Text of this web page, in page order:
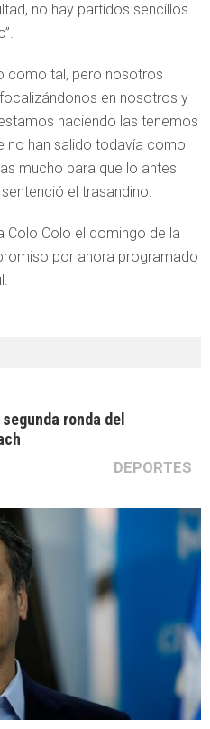
no hay partidos sencillos
como tal, pero nosotros
en nosotros y
haciendo las tenemos
no han salido todavía como
mucho para que lo antes
el trasandino.
Colo Colo el domingo de la
por ahora programado
ronda del
DEPORTES